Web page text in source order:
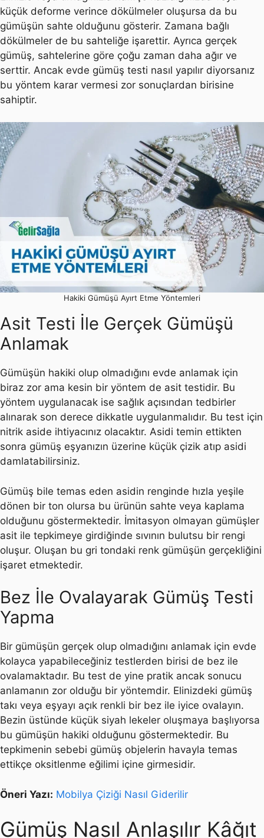
küçük deforme verince dökülmeler oluşursa da bu
gümüşün sahte olduğunu gösterir. Zamana bağlı
dökülmeler de bu sahteliğe işarettir. Ayrıca gerçek
gümüş, sahtelerine göre çoğu zaman daha ağır ve
serttir. Ancak evde gümüş testi nasıl yapılır diyorsanız
bu yöntem karar vermesi zor sonuçlardan birisine
sahiptir.
Hakiki Gümüşü Ayırt Etme Yöntemleri
Asit Testi İle Gerçek Gümüşü
Anlamak
Gümüşün hakiki olup olmadığını evde anlamak için
biraz zor ama kesin bir yöntem de asit testidir. Bu
yöntem uygulanacak ise sağlık açısından tedbirler
alınarak son derece dikkatle uygulanmalıdır. Bu test için
nitrik aside ihtiyacınız olacaktır. Asidi temin ettikten
sonra gümüş eşyanızın üzerine küçük çizik atıp asidi
damlatabilirsiniz.
Gümüş bile temas eden asidin renginde hızla yeşile
dönen bir ton olursa bu ürünün sahte veya kaplama
olduğunu göstermektedir. İmitasyon olmayan gümüşler
asit ile tepkimeye girdiğinde sıvının bulutsu bir rengi
oluşur. Oluşan bu gri tondaki renk gümüşün gerçekliğini
işaret etmektedir.
Bez İle Ovalayarak Gümüş Testi
Yapma
Bir gümüşün gerçek olup olmadığını anlamak için evde
kolayca yapabileceğiniz testlerden birisi de bez ile
ovalamaktadır. Bu test de yine pratik ancak sonucu
anlamanın zor olduğu bir yöntemdir. Elinizdeki gümüş
takı veya eşyayı açık renkli bir bez ile iyice ovalayın.
Bezin üstünde küçük siyah lekeler oluşmaya başlıyorsa
bu gümüşün hakiki olduğunu göstermektedir. Bu
tepkimenin sebebi gümüş objelerin havayla temas
ettikçe oksitlenme eğilimi içine girmesidir.
Öneri Yazı: Mobilya Çiziği Nasıl Giderilir
Gümüş Nasıl Anlaşılır Kâğıt